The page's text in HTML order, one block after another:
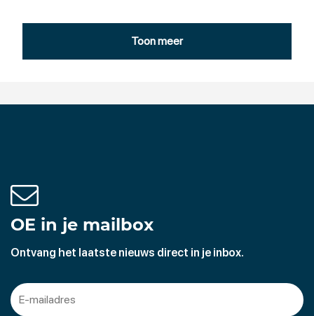
Toon meer
OE in je mailbox
Ontvang het laatste nieuws direct in je inbox.